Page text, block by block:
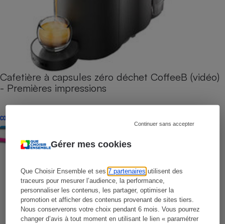
Gérer mes cookies
Que Choisir Ensemble et ses7 partenaires utilisent des
traceurs pour mesurer l’audience, la performance,
personnaliser les contenus, les partager, optimiser la
promotion et afficher des contenus provenant de sites tiers.
Nous conserverons votre choix pendant 6 mois. Vous pourrez
changer d’avis à tout moment en utilisant le lien « paramétrer
Continuer sans accepter
Cafetière à capsules zéro déchet CoffeeB (vidéo)
- Premières impressions
CONSEILS